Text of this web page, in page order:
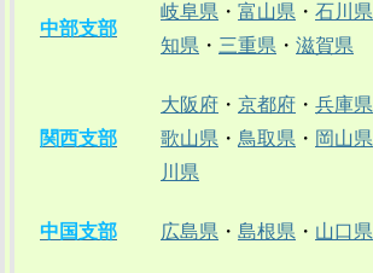
中部支部
岐阜県 ・ 富山県 ・ 石川県
知県 ・ 三重県 ・ 滋賀県
関西支部
大阪府 ・ 京都府 ・ 兵庫県
歌山県 ・ 鳥取県 ・ 岡山県
川県
中国支部 広島県 ・ 島根県 ・ 山口県